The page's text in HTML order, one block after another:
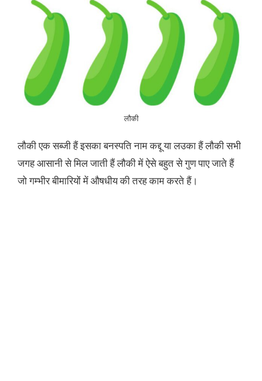
लौकी
लौकी एक सब्जी हैं इसका बनस्पति नाम कद्दू या लउका हैं लौकी सभी
जगह आसानी से मिल जाती हैं लौकी में ऐसे बहुत से गुण पाए जाते हैं
जो गम्भीर बीमारियों में औषधीय की तरह काम करते हैं।